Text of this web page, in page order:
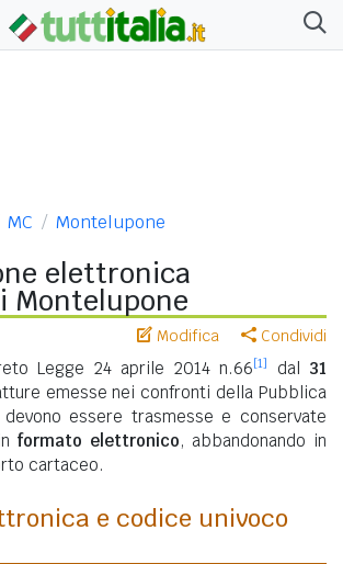
MC Montelupone
elettronica
Montelupone
Modifica Condividi
Legge 24 aprile 2014 n.66[1] dal 31
emesse nei confronti della Pubblica
devono essere trasmesse e conservate
formato elettronico, abbandonando in
cartaceo.
e codice univoco